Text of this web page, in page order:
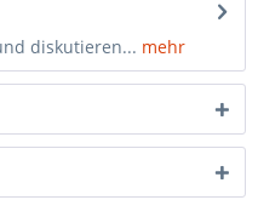
diskutieren... mehr